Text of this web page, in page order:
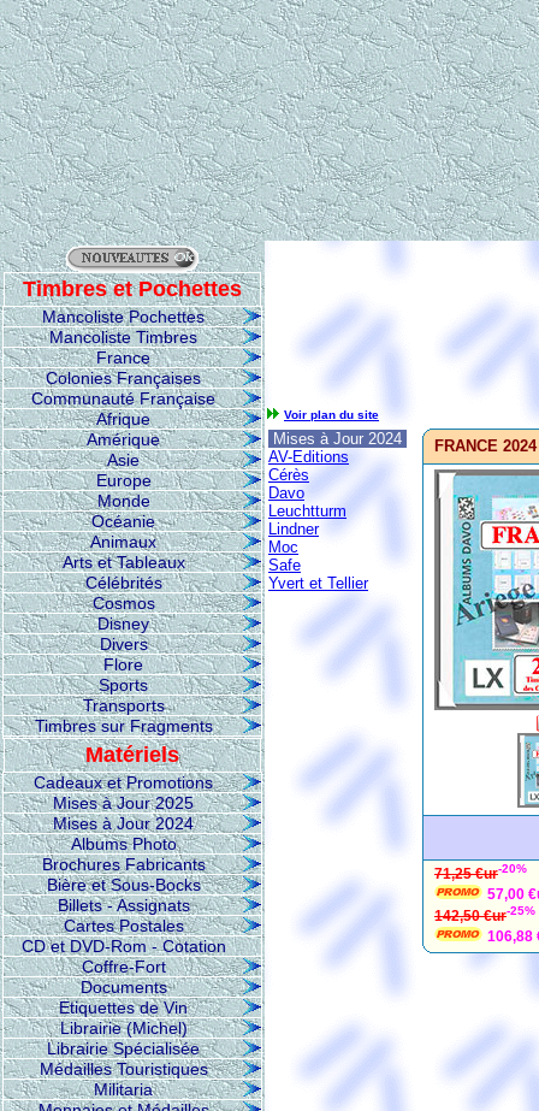
Timbres et Pochettes
Mancoliste Pochettes
Mancoliste Timbres
France
Colonies Françaises
Communauté Française
Afrique
Amérique
Asie
Europe
Monde
Océanie
Animaux
Arts et Tableaux
Célébrités
Cosmos
Disney
Divers
Flore
Sports
Transports
Timbres sur Fragments
Matériels
Cadeaux et Promotions
Mises à Jour 2025
Mises à Jour 2024
Albums Photo
Brochures Fabricants
Bière et Sous-Bocks
Billets - Assignats
Cartes Postales
CD et DVD-Rom - Cotation
Coffre-Fort
Documents
Etiquettes de Vin
Librairie (Michel)
Librairie Spécialisée
Médailles Touristiques
Militaria
Voir plan du site
Mises à Jour 2024
AV-Editions
Cérès
Davo
Leuchtturm
Lindner
Moc
Safe
Yvert et Tellier
FRANCE
71,25 €ur-20%
57,00
142,50 €ur-25%
106,88